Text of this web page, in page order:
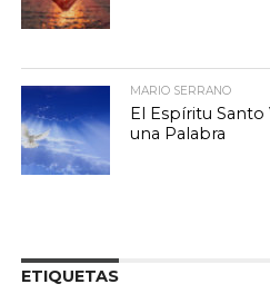
MARIO SERRANO
El Espíritu Santo
una Palabra
ETIQUETAS